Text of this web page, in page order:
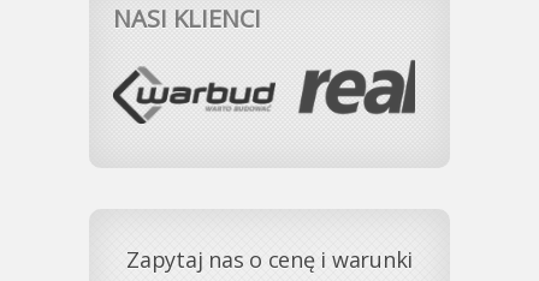
NASI KLIENCI
Zapytaj nas o cenę i warunki